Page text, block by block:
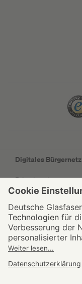
Digitales Bürgernetz
Privatkunden
Wohnungswirtschaft
Kommunen
Netzausbau